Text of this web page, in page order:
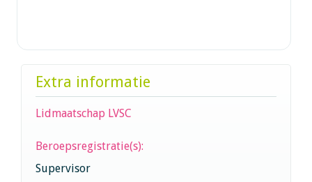
Extra informatie
Lidmaatschap LVSC
Beroepsregistratie(s):
Supervisor